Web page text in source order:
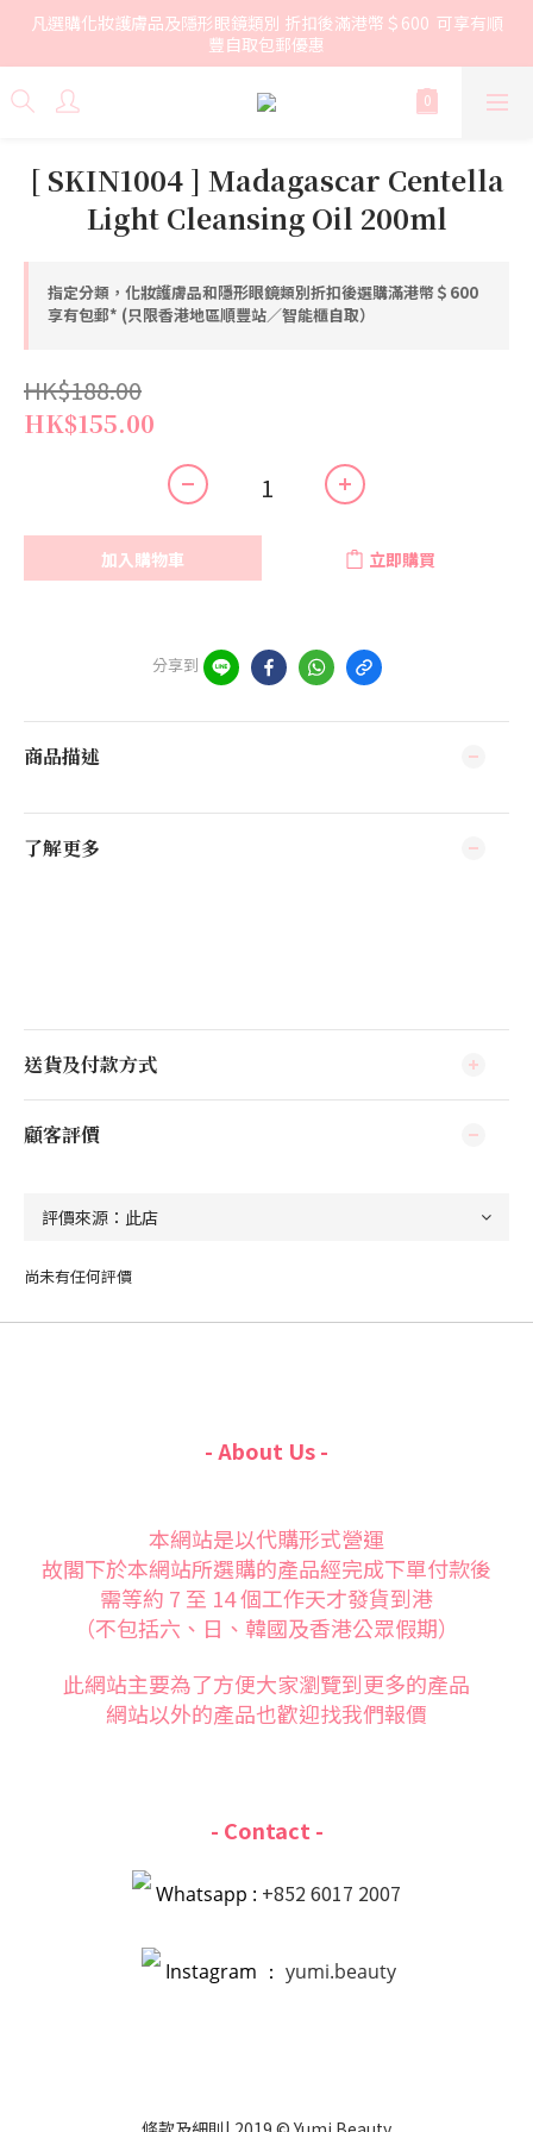
凡選購化妝護膚品及隱形眼鏡類別 折扣後滿港幣＄600  可享有順
豐自取包郵優惠
[ SKIN1004 ] Madagascar Centella
Light Cleansing Oil 200ml
指定分類，化妝護膚品和隱形眼鏡類別折扣後選購滿港幣＄600
享有包郵* (只限香港地區順豐站／智能櫃自取）
HK$188.00
HK$155.00
加入購物車 立即購買
分享到
商品描述
了解更多
送貨及付款方式
顧客評價
尚未有任何評價
- About Us -
本網站是以代購形式營運
故閣下於本網站所選購的產品經完成下單付款後
需等約 7 至 14 個工作天才發貨到港
（不包括六、日、韓國及香港公眾假期）
此網站主要為了方便大家瀏覽到更多的產品
網站以外的產品也歡迎找我們報價
- Contact -
Whatsapp : +852 6017 2007
Instagram ： yumi.beauty